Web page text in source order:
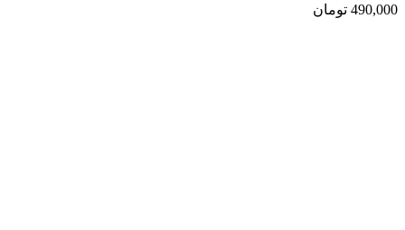
490,000 تومان